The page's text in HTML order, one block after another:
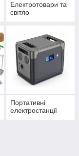
Електротовари та
світло
Портативні
електростанції